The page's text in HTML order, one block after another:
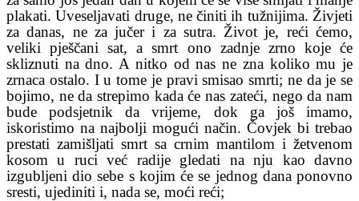
plakati. Uveseljavati druge, ne činiti ih tužnijima. Živjeti
za danas, ne za jučer i za sutra. Život je, reći ćemo,
veliki pješčani sat, a smrt ono zadnje zrno koje će
skliznuti na dno. A nitko od nas ne zna koliko mu je
zrnaca ostalo. I u tome je pravi smisao smrti; ne da je se
bojimo, ne da strepimo kada će nas zateći, nego da nam
bude podsjetnik da vrijeme, dok ga još imamo,
iskoristimo na najbolji mogući način. Čovjek bi trebao
prestati zamišljati smrt sa crnim mantilom i žetvenom
kosom u ruci već radije gledati na nju kao davno
izgubljeni dio sebe s kojim će se jednog dana ponovno
sresti, ujediniti i, nada se, moći reći;